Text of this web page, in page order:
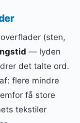
(sten,
— lyden
det talte ord.
flere mindre
få store
tekstiler